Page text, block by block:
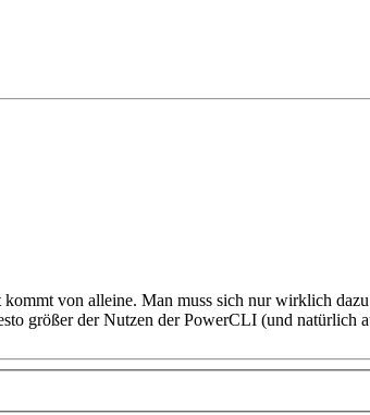
von alleine. Man muss sich nur wirklich
größer der Nutzen der PowerCLI (und natürlich